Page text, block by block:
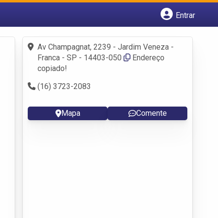
Entrar
Fazer login
Criar conta
Av Champagnat, 2239 - Jardim Veneza -
Franca - SP - 14403-050
Endereço
copiado!
(16) 3723-2083
Mapa Comente